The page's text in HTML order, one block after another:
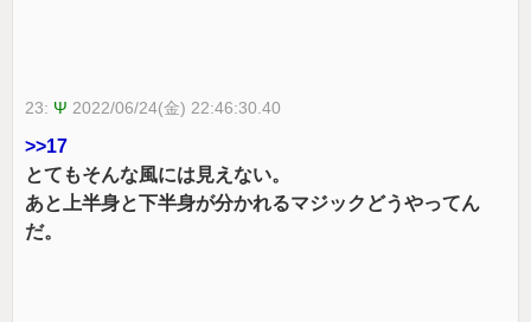
23: Ψ 2022/06/24(金) 22:46:30.40
>>17
とてもそんな風には見えない。
あと上半身と下半身が分かれるマジックどうやってん
だ。